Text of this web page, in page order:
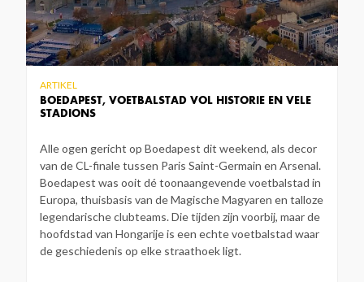
BOEDAPEST, VOETBALSTAD VOL HISTORIE EN VELE
STADIONS
ARTIKEL
Alle ogen gericht op Boedapest dit weekend, als decor
van de CL-finale tussen Paris Saint-Germain en Arsenal.
Boedapest was ooit dé toonaangevende voetbalstad in
Europa, thuisbasis van de Magische Magyaren en talloze
legendarische clubteams. Die tijden zijn voorbij, maar de
hoofdstad van Hongarije is een echte voetbalstad waar
de geschiedenis op elke straathoek ligt.